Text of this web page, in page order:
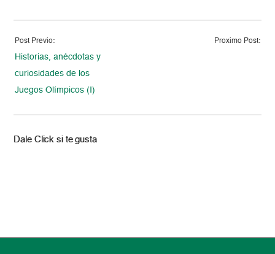
Post Previo:
Historias, anécdotas y
curiosidades de los
Juegos Olímpicos (I)
Proximo Post:
Dale Click si te gusta